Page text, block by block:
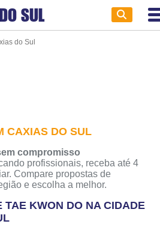
SUL
do Sul
CAXIAS DO SUL
compromisso
profissionais, receba até 4
Compare propostas de
e escolha a melhor.
TAE KWON DO NA CIDADE